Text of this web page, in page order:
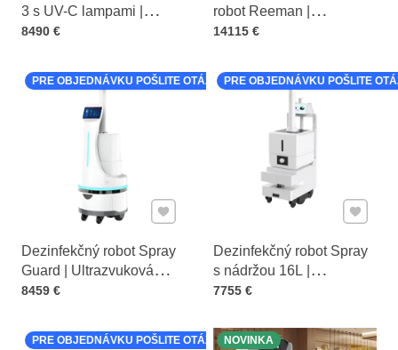
3 s UV-C lampami |
Autonómna sterilizácia
Cena s DPH
8490 €
robot Reeman |
Sprievodca, recepčný a
Cena s DPH
14115 €
Dezinfekčný robot Spray
Guard | Ultrazvuková
atomizácia
Cena s DPH
8459 €
PRE OBJEDNÁVKU POŠLITE OTÁZKU K PRODUKTU
Pridať k Obľúbeným
Dezinfekčný robot Spray
s nádržou 16L |
Autonómna dezinfekcia
Cena s DPH
7755 €
PRE OBJEDNÁVKU POŠLITE
Pridať
PRE OBJEDNÁVKU POŠLITE OTÁZKU K PRODUKTU
NOVINKA